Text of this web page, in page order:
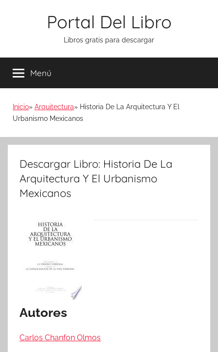
Portal Del Libro
Libros gratis para descargar
Menú
Inicio Arquitectura
Historia De La Arquitectura Y El
Urbanismo Mexicanos
Descargar Libro: Historia De La
Arquitectura Y El Urbanismo
Mexicanos
Autores
Carlos Chanfon Olmos